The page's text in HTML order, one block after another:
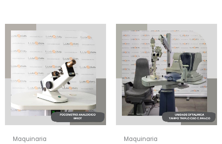
Maquinaria Maquinaria